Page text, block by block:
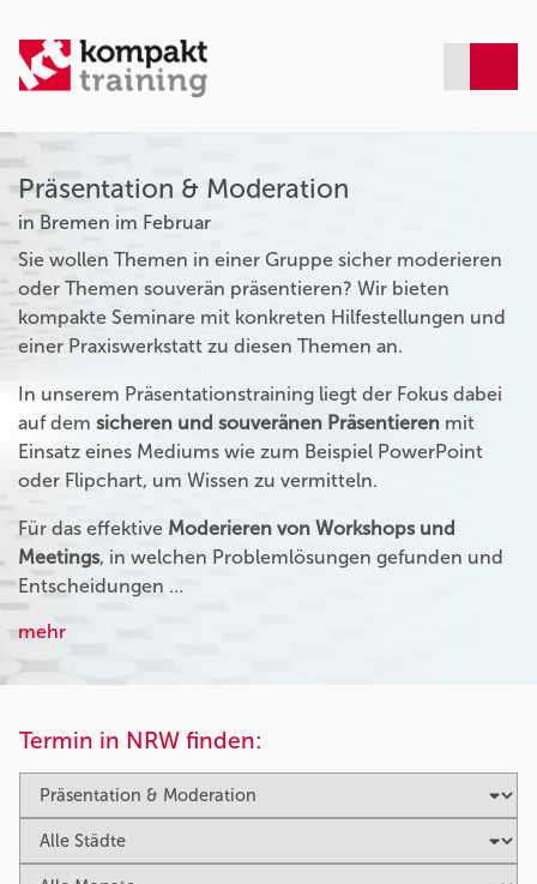
Präsentation & Moderation
in Bremen im Februar
Sie wollen Themen in einer Gruppe sicher moderieren
oder Themen souverän präsentieren? Wir bieten
kompakte Seminare mit konkreten Hilfestellungen und
einer Praxiswerkstatt zu diesen Themen an.
In unserem Präsentationstraining liegt der Fokus dabei
auf dem sicheren und souveränen Präsentieren mit
Einsatz eines Mediums wie zum Beispiel PowerPoint
oder Flipchart, um Wissen zu vermitteln.
Für das effektive Moderieren von Workshops und
Meetings, in welchen Problemlösungen gefunden und
Entscheidungen …
mehr
Termin in NRW finden: